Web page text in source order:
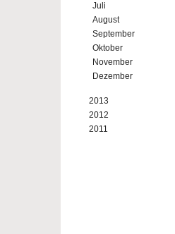
Juli
August
September
Oktober
November
Dezember
2013
2012
2011